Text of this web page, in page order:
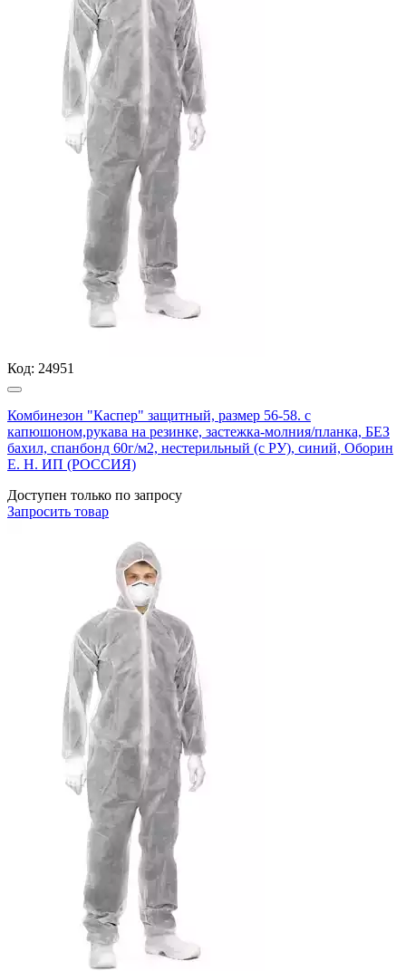
Код: 24951
Комбинезон "Каспер" защитный, размер 56-58. с
капюшоном,рукава на резинке, застежка-молния/планка, БЕЗ
бахил, спанбонд 60г/м2, нестерильный (с РУ), синий, Оборин
Е. Н. ИП (РОССИЯ)
Доступен только по запросу
Запросить товар